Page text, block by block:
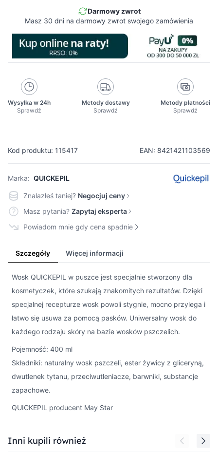
Kod produktu: 115417 EAN: 8421421103569
Marka: QUICKEPIL
Darmowy zwrot
Masz 30 dni na darmowy zwrot swojego zamówienia
Wysyłka w 24h
Sprawdź
Metody dostawy
Sprawdź
Metody płatności
Sprawdź
Znalazłeś taniej? Negocjuj ceny
Masz pytania? Zapytaj eksperta
Powiadom mnie gdy cena spadnie
Szczegóły Więcej informacji
Wosk QUICKEPIL w puszce jest specjalnie stworzony dla
kosmetyczek, które szukają znakomitych rezultatów. Dzięki
specjalnej recepturze wosk powoli stygnie, mocno przylega i
łatwo się usuwa za pomocą pasków. Uniwersalny wosk do
każdego rodzaju skóry na bazie wosków pszczelich.
Pojemność: 400 ml
Składniki: naturalny wosk pszczeli, ester żywicy z gliceryną,
dwutlenek tytanu, przeciwutleniacze, barwniki, substancje
zapachowe.
QUICKEPIL producent May Star
Press to skip carousel
Inni kupili również